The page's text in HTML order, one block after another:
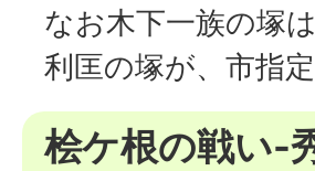
なお木下一族の塚
利匡の塚が、市指
桧ケ根の戦い-